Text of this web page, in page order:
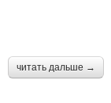
читать дальше →